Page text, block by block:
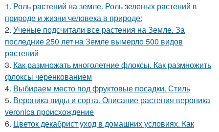
1. Роль растений на земле. Роль зеленых растений в
природе и жизни человека в природе:
2. Ученые подсчитали все растения на Земле. За
последние 250 лет на Земле вымерло 500 видов
растений
3. Как размножать многолетние флоксы. Как размножить
флоксы черенкованием
4. Выбираем место под фруктовые посадки. Стиль
5. Вероника виды и сорта. Описание растения вероника
veronica происхождение
6. Цветок декабрист уход в домашних условиях. Как